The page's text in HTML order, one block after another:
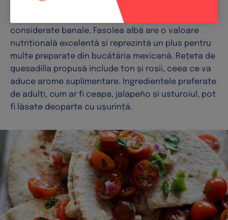
doar că este foarte gustoasă, dar conține și mulți
nutrienți datorită unor ingrediente ce pot fi
considerate banale. Fasolea albă are o valoare
nutrițională excelentă și reprezintă un plus pentru
multe preparate din bucătăria mexicană. Rețeta de
quesadilla propusă include ton și roșii, ceea ce va
aduce arome suplimentare. Ingredientele preferate
de adulți, cum ar fi ceapa, jalapeño și usturoiul, pot
fi lăsate deoparte cu ușurință.